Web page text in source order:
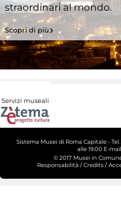
straordinari al mondo.
Scopri di più
Servizi museali
Sistema Musei di Roma Capitale -
alle 19.00 E-
© 2017 Musei in
Responsabilità / Credits /